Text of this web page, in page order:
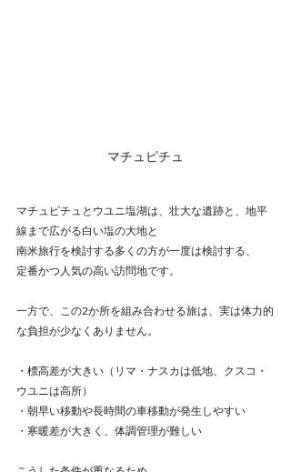
マチュピチュ
マチュピチュとウユニ塩湖は、壮大な遺跡と、地平
線まで広がる白い塩の大地と
南米旅行を検討する多くの方が一度は検討する、
定番かつ人気の高い訪問地です。
一方で、この2か所を組み合わせる旅は、実は体力的
な負担が少なくありません。
・標高差が大きい（リマ・ナスカは低地、クスコ・
ウユニは高所）
・朝早い移動や長時間の車移動が発生しやすい
・寒暖差が大きく、体調管理が難しい